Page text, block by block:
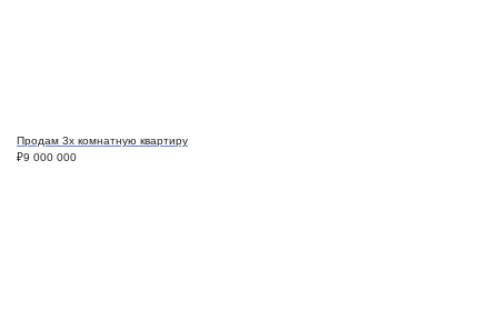
Продам 3х комнатную квартиру
₽9 000 000